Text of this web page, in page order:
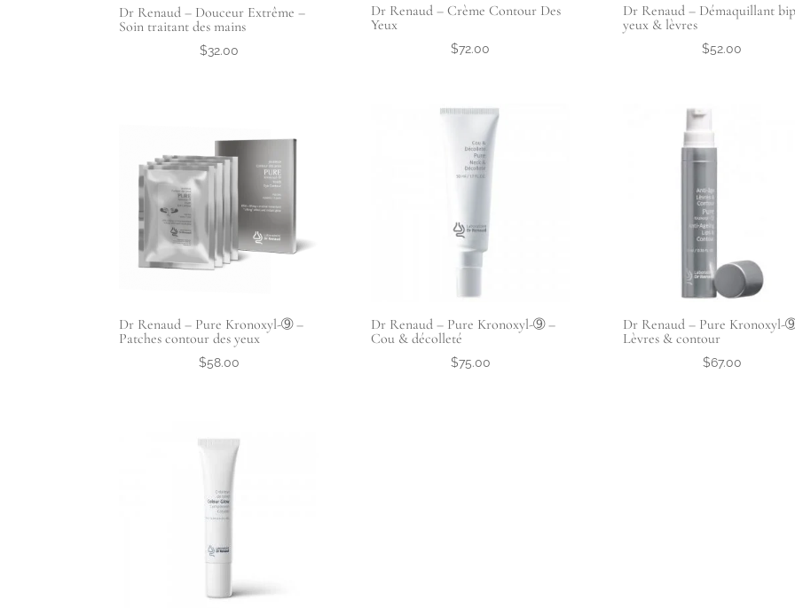
Dr Renaud – Douceur Extrême –
Soin traitant des mains
$32.00
Dr Renaud – Crème Contour Des
Yeux
$72.00
Dr Renaud – Démaquillant
yeux & lèvres
$52.00
Dr Renaud – Pure Kronoxyl-➈ –
Patches contour des yeux
$58.00
Dr Renaud – Pure Kronoxyl-➈ –
Cou & décolleté
$75.00
Dr Renaud – Pure Kronoxyl-
Lèvres & contour
$67.00